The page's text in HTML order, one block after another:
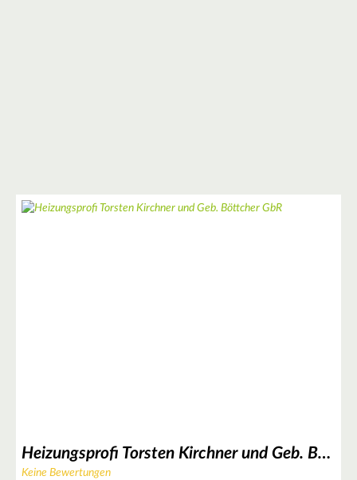
Heizungsprofi Torsten Kirchner und Geb. Böttcher GbR
Keine Bewertungen